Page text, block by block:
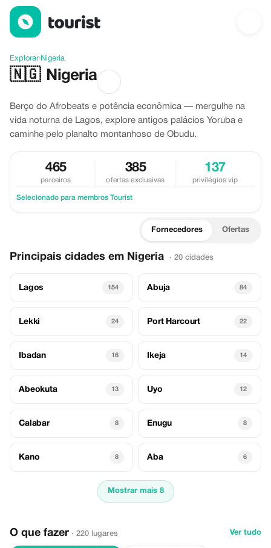
Descubra Nigeria
Explorar›Nigeria
🇳🇬 Nigeria
Berço do Afrobeats e potência econômica — mergulhe na
vida noturna de Lagos, explore antigos palácios Yoruba e
caminhe pelo planalto montanhoso de Obudu.
465
parceiros
385
ofertas exclusivas
137
privilégios vip
Selecionado para membros Tourist
Fornecedores Ofertas
Principais cidades em Nigeria · 20 cidades
Lagos 154 Abuja 84
Lekki 24 Port Harcourt 22
Ibadan 16 Ikeja 14
Abeokuta 13 Uyo 12
Calabar 8 Enugu 8
Kano 8 Aba 6
Mostrar mais 8
O que fazer · 220 lugares Ver tudo